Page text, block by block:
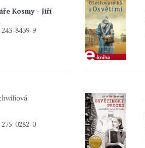
Kosmy - Jiří
8439-9
0282-0